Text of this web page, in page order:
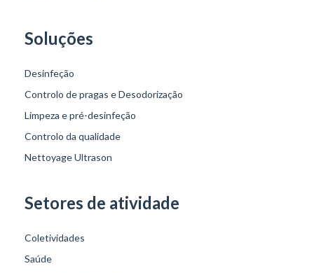
Soluções
Desinfeção
Controlo de pragas e Desodorização
Limpeza e pré-desinfeção
Controlo da qualidade
Nettoyage Ultrason
Setores de atividade
Coletividades
Saúde